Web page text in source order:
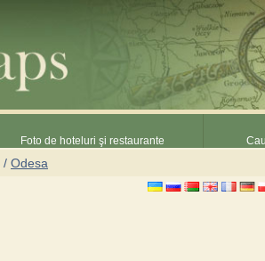
Foto de hoteluri şi restaurante
/ Odesa